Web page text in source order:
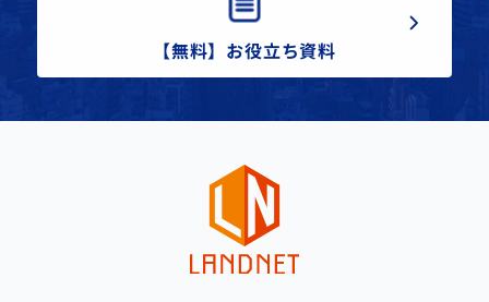
【無料】お役立ち資料